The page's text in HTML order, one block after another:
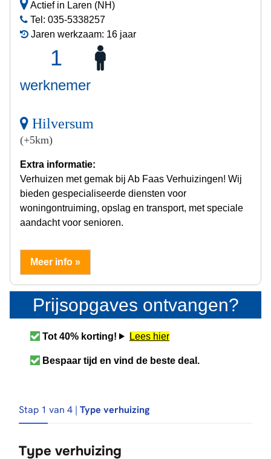
Actief in Laren (NH)
Tel: 035-5338257
Jaren werkzaam: 16 jaar
1
werknemer
Hilversum
(+5km)
Extra informatie:
Verhuizen met gemak bij Ab Faas Verhuizingen! Wij
bieden gespecialiseerde diensten voor
woningontruiming, opslag en transport, met speciale
aandacht voor senioren.
Meer info »
Prijsopgaves ontvangen?
Tot 40% korting! Lees hier
Bespaar tijd en vind de beste deal.